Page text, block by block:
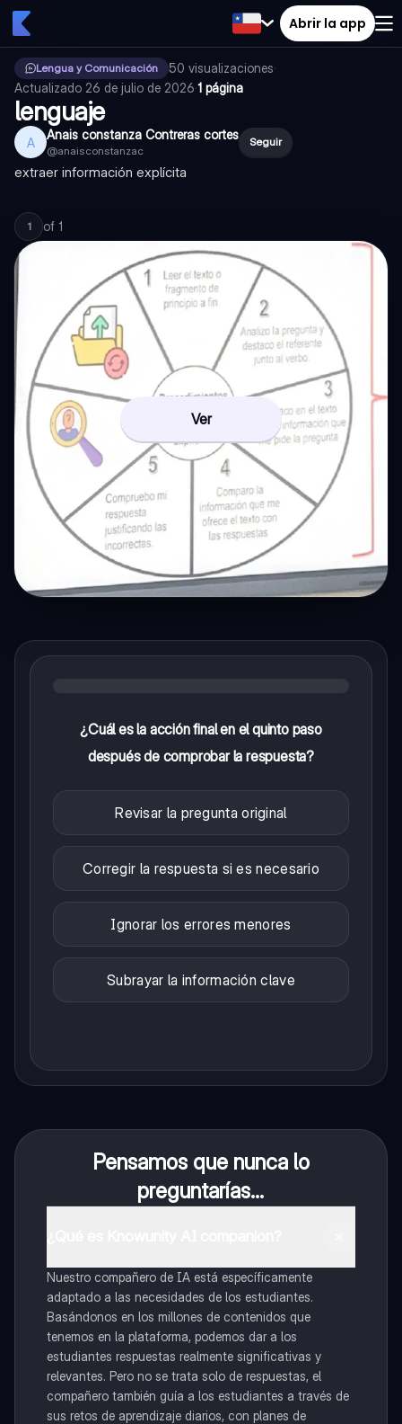
Abrir la app
Lengua y Comunicación 50 visualizaciones·
Actualizado 26 de julio de 2026·1 página
lenguaje
A Anais constanza Contreras cortes
@anaisconstanzac
Seguir
extraer información explícita
1 of 1
Ver
¿Cuál es la acción final en el quinto paso
después de comprobar la respuesta?
Revisar la pregunta original
Corregir la respuesta si es necesario
Ignorar los errores menores
Subrayar la información clave
Pensamos que nunca lo
preguntarías...
Nuestro compañero de IA está específicamente
adaptado a las necesidades de los estudiantes.
Basándonos en los millones de contenidos que
tenemos en la plataforma, podemos dar a los
estudiantes respuestas realmente significativas y
relevantes. Pero no se trata solo de respuestas, el
compañero también guía a los estudiantes a través de
sus retos de aprendizaje diarios, con planes de